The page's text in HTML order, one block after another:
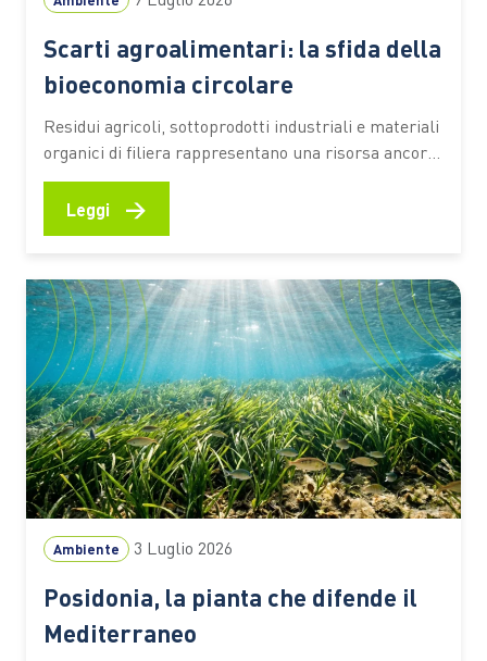
Scarti agroalimentari: la sfida della
bioeconomia circolare
Residui agricoli, sottoprodotti industriali e materiali
organici di filiera rappresentano una risorsa ancora
sottoutilizzata. Secondo una stima dell’Università
Cattolica, circa il 70% resta fuori da percorsi di
lascia dietro di sé una grande quantità di residui.
Paglia, potature,…
Leggi →
Ambiente 3 Luglio 2026
Posidonia, la pianta che difende il
Mediterraneo